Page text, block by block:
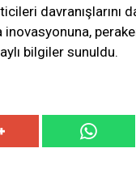
davranışlarını
inovasyonuna,
bilgiler sunuldu.